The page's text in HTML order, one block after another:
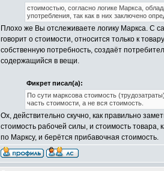
стоимостью, согласно логике Маркса,
употребления, так как в них заключено
Плохо же Вы отслеживаете логику Маркса. С
говорит о стоимости, относится только к
собственную потребность, создаёт
содержащийся в вещи.
Фикрет писал(а):
По сути марксова стоимость
часть стоимости, а не вся стоимость.
Ох, действительно скучно, как правильно
стоимость рабочей силы, и стоимость товара,
по Марксу, и берётся прибавочная стоимость.